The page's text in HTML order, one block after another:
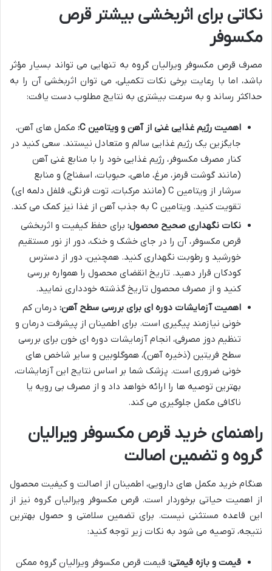
نکاتی برای اثربخشی بیشتر قرص
مکسوفر
مصرف قرص مکسوفر ویرالیان گروه به تنهایی می تواند بسیار مؤثر
باشد، اما با رعایت برخی نکات تکمیلی، می توان اثربخشی آن را به
حداکثر رساند و به سرعت بیشتری به نتایج مطلوب دست یافت:
اهمیت رژیم غذایی غنی از آهن و ویتامین C:
مکمل های آهن،
جایگزین یک رژیم غذایی سالم و متعادل نیستند. سعی کنید در
کنار مصرف مکسوفر، رژیم غذایی خود را با منابع غنی آهن
(مانند گوشت قرمز، مرغ، ماهی، حبوبات، اسفناج) و منابع
سرشار از ویتامین C (مانند مرکبات، توت فرنگی، فلفل دلمه ای)
تقویت کنید. ویتامین C به جذب آهن از غذا نیز کمک می کند.
نکات نگهداری صحیح محصول: برای حفظ کیفیت و اثربخشی
قرص مکسوفر، آن را در جای خشک و خنک، دور از نور مستقیم
خورشید و رطوبت نگهداری کنید. همچنین، دور از دسترس
کودکان قرار دهید. تاریخ انقضای محصول را همواره بررسی
کنید و از مصرف محصول تاریخ گذشته خودداری نمایید.
اهمیت آزمایشات دوره ای برای بررسی سطح آهن: درمان کم
خونی نیازمند پیگیری است. برای اطمینان از پیشرفت درمان و
تنظیم دوز مصرفی، انجام آزمایشات دوره ای خون برای بررسی
سطح فریتین (ذخیره آهن)، هموگلوبین و سایر شاخص های
خونی ضروری است. پزشک شما بر اساس نتایج این آزمایشات،
بهترین توصیه ها را ارائه خواهد داد و از مصرف بی رویه یا
ناکافی مکمل جلوگیری می کند.
راهنمای خرید قرص مکسوفر ویرالیان
گروه و تضمین اصالت
هنگام خرید مکمل های دارویی، اطمینان از اصالت و کیفیت محصول
از اهمیت حیاتی برخوردار است. قرص مکسوفر ویرالیان گروه نیز از
این قاعده مستثنی نیست. برای تضمین سلامتی و حصول بهترین
نتیجه، توصیه می شود به نکات زیر توجه کنید:
قیمت و بازه قیمتی: قیمت قرص مکسوفر ویرالیان گروه ممکن